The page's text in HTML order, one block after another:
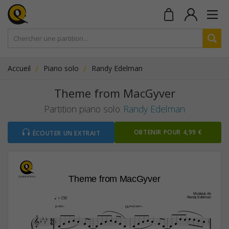
Accueil Piano solo Randy Edelman
Theme from MacGyver
Partition piano solo Randy Edelman
ÉCOUTER UN EXTRAIT OBTENIR POUR 4,99 €

Theme from MacGyver
Musique de
Randy Edelman

q = 150
4
4

F(“4) D¨Œ„Š7(“4)
       